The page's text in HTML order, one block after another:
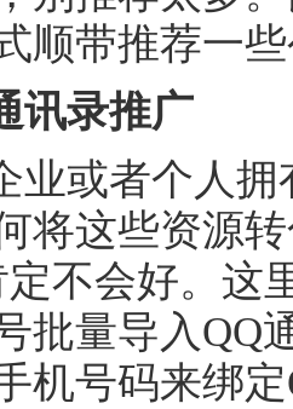
顺带推荐一
讯录推广
业或者个人
将这些资源
不会好。这
批量导入QQ
机号码来绑